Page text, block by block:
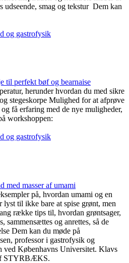
udseende, smag og tekstur Dem kan
og gastrofysik
til perfekt bøf og bearnaise
herunder hvordan du med sikre
stegeskorpe Mulighed for at afprøve
få erfaring med de nye muligheder,
workshoppen:
og gastrofysik
med masser af umami
på, hvordan umami og en
til ikke bare at spise grønt, men
række tips til, hvordan grøntsager,
sammensættes og anrettes, så de
Dem kan du møde på
professor i gastrofysik og
ved Københavns Universitet. Klavs
STYRBÆKS.